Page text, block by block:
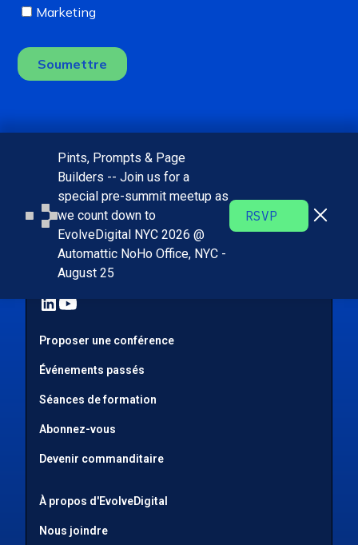
Nous joindre:
info@evolvedigital.com
Proposer une conférence
Événements passés
Séances de formation
Abonnez-vous
Devenir commanditaire
À propos d'EvolveDigital
Nous joindre
Pints, Prompts & Page
Builders -- Join us for a
special pre-summit meetup as
we count down to
EvolveDigital NYC 2026 @
Automattic NoHo Office, NYC -
August 25
RSVP